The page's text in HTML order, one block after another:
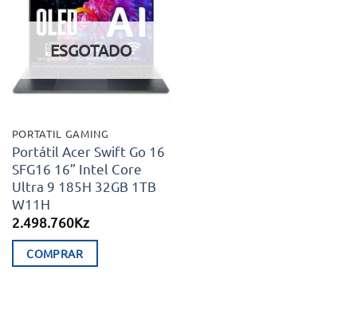
Adicionar
aos meus
desejos
ESGOTADO
PORTATIL GAMING
Portátil Acer Swift Go 16
SFG16 16” Intel Core
Ultra 9 185H 32GB 1TB
W11H
2.498.760Kz
COMPRAR